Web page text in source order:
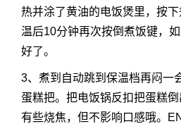
热并涂了黄油的电饭煲里，按
温后10分钟再次按倒煮饭键，
好了。
3、煮到自动跳到保温档再闷一
蛋糕把。把电饭锅反扣把蛋糕
有些烧焦，但不影响口感哦。